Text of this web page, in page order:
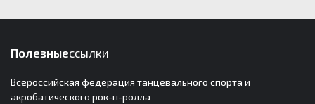
Полезныессылки
Всероссийская федерация танцевального спорта и
акробатического рок-н-ролла